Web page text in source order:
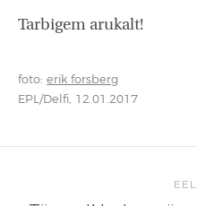
Tarbigem arukalt!
foto: erik forsberg
EPL/Delfi, 12.01.2017